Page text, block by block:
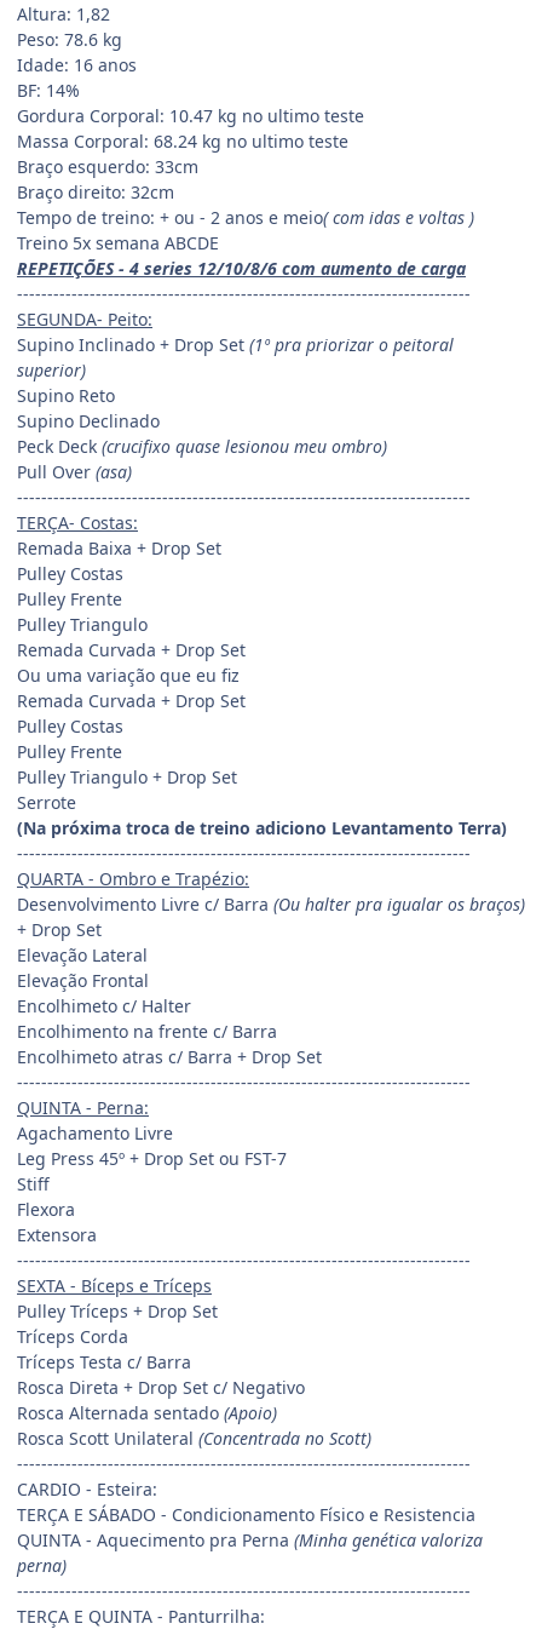
Altura: 1,82
Peso: 78.6 kg
Idade: 16 anos
BF: 14%
Gordura Corporal: 10.47 kg no ultimo teste
Massa Corporal: 68.24 kg no ultimo teste
Braço esquerdo: 33cm
Braço direito: 32cm
Tempo de treino: + ou - 2 anos e meio( com idas e voltas )
Treino 5x semana ABCDE
REPETIÇÕES - 4 series 12/10/8/6 com aumento de carga
---------------------------------------------------------------------------
SEGUNDA- Peito:
Supino Inclinado + Drop Set (1º pra priorizar o peitoral
superior)
Supino Reto
Supino Declinado
Peck Deck (crucifixo quase lesionou meu ombro)
Pull Over (asa)
---------------------------------------------------------------------------
TERÇA- Costas:
Remada Baixa + Drop Set
Pulley Costas
Pulley Frente
Pulley Triangulo
Remada Curvada + Drop Set
Ou uma variação que eu fiz
Remada Curvada + Drop Set
Pulley Costas
Pulley Frente
Pulley Triangulo + Drop Set
Serrote
(Na próxima troca de treino adiciono Levantamento Terra)
---------------------------------------------------------------------------
QUARTA - Ombro e Trapézio:
Desenvolvimento Livre c/ Barra (Ou halter pra igualar os braços)
+ Drop Set
Elevação Lateral
Elevação Frontal
Encolhimeto c/ Halter
Encolhimento na frente c/ Barra
Encolhimeto atras c/ Barra + Drop Set
---------------------------------------------------------------------------
QUINTA - Perna:
Agachamento Livre
Leg Press 45º + Drop Set ou FST-7
Stiff
Flexora
Extensora
---------------------------------------------------------------------------
SEXTA - Bíceps e Tríceps
Pulley Tríceps + Drop Set
Tríceps Corda
Tríceps Testa c/ Barra
Rosca Direta + Drop Set c/ Negativo
Rosca Alternada sentado (Apoio)
Rosca Scott Unilateral (Concentrada no Scott)
---------------------------------------------------------------------------
CARDIO - Esteira:
TERÇA E SÁBADO - Condicionamento Físico e Resistencia
QUINTA - Aquecimento pra Perna (Minha genética valoriza
perna)
---------------------------------------------------------------------------
TERÇA E QUINTA - Panturrilha: